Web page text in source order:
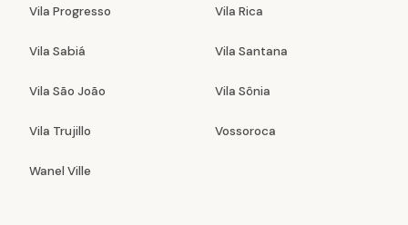
Vila Progresso Vila Rica
Vila Sabiá Vila Santana
Vila São João Vila Sônia
Vila Trujillo Vossoroca
Wanel Ville